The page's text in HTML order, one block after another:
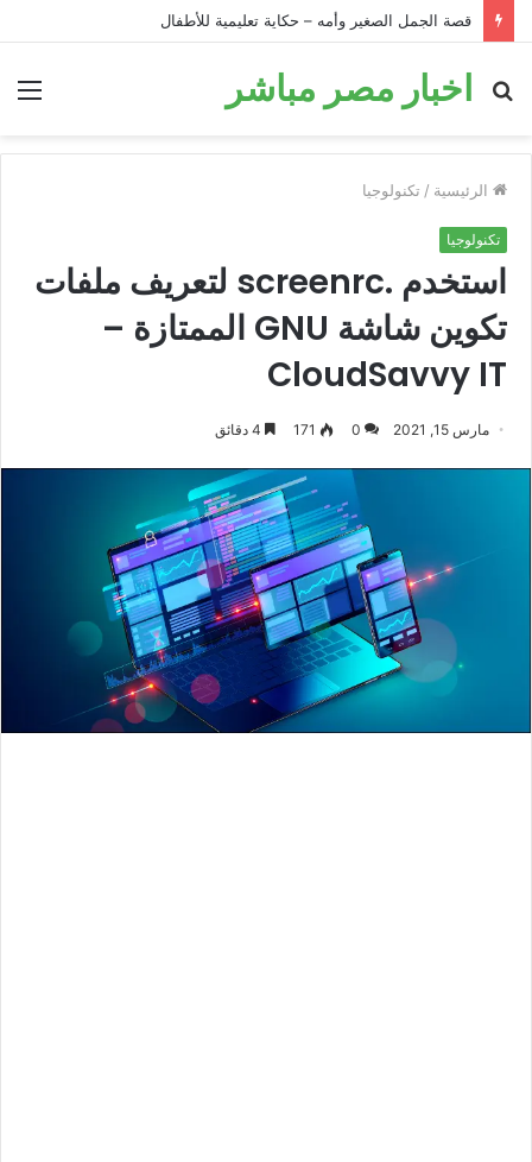
قصة الحمار في البئر: قصة تحفيزية للأطفال قبل النوم
اخبار مصر مباشر
بحث
الرئيسية / تكنولوجيا
تكنولوجيا
استخدم .screenrc لتعريف ملفات
تكوين شاشة GNU الممتازة –
CloudSavvy IT
مارس 15, 2021 0
171